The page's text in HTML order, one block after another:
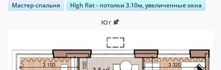
Мастер-спальня High flat - потолки 3.10м, увеличенные окна
Юг